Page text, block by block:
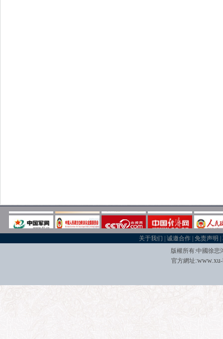
关于我们 |诚邀合作 |免责声明 |
版權所有:中國徐悲
官方網址:www.xu